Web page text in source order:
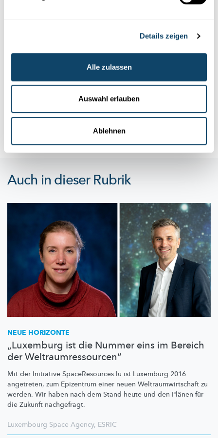
Details zeigen
Alle zulassen
Auswahl erlauben
Ablehnen
Experimentieren
Looss eng Béchs duerchsichteg ginn!
Eng Béchs besteet dach aus Metall - oder? Wéi soll déi dann
duerchsichteg ginn? Ma dat ass guer net sou schwéier an du k...
Auch in dieser Rubrik
NEUE HORIZONTE
„Luxemburg ist die Nummer eins im Bereich
der Weltraumressourcen“
Mit der Initiative SpaceResources.lu ist Luxemburg 2016
angetreten, zum Epizentrum einer neuen Weltraumwirtschaft zu
werden. Wir haben nach dem Stand heute und den Plänen für
die Zukunft nachgefragt.
Luxembourg Space Agency, ESRIC